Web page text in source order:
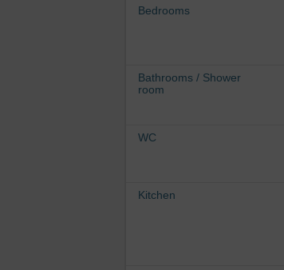
Bedrooms
Bathrooms / Shower
room
WC
Kitchen